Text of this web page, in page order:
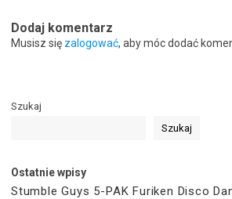
Dodaj komentarz
Musisz się zalogować, aby móc dodać
Szukaj
Szukaj
Ostatnie wpisy
Stumble Guys 5-PAK Furiken Disco